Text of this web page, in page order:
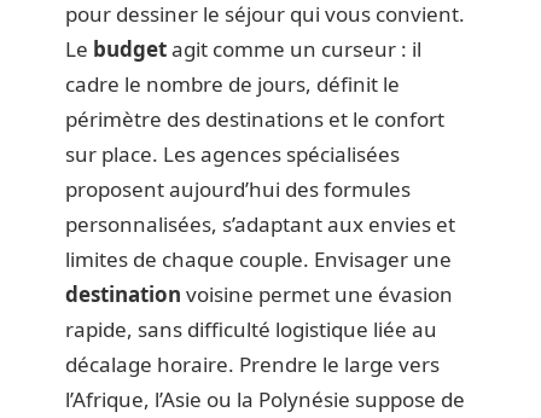
pour dessiner le séjour qui vous convient.
Le budgetagit comme un curseur : il
cadre le nombre de jours, définit le
périmètre des destinations et le confort
sur place. Les agences spécialisées
proposent aujourd’hui des formules
personnalisées, s’adaptant aux envies et
limites de chaque couple. Envisager une
destination voisine permet une évasion
rapide, sans difficulté logistique liée au
décalage horaire. Prendre le large vers
l’Afrique, l’Asie ou la Polynésie suppose de